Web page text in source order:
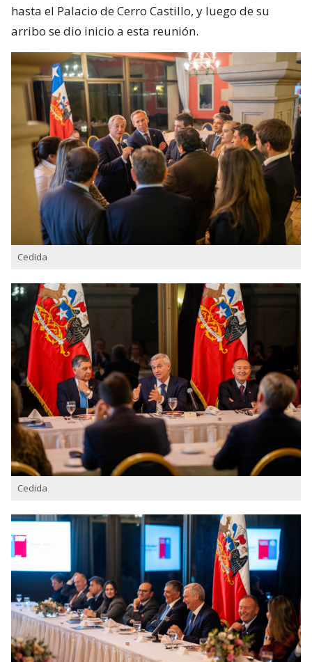
hasta el Palacio de Cerro Castillo, y luego de su
arribo se dio inicio a esta reunión.
Cedida
Cedida